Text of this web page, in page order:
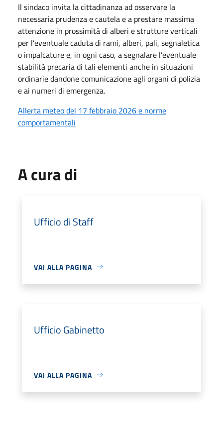
Il sindaco invita la cittadinanza ad osservare la
necessaria prudenza e cautela e a prestare massima
attenzione in prossimità di alberi e strutture verticali
per l’eventuale caduta di rami, alberi, pali, segnaletica
o impalcature e, in ogni caso, a segnalare l’eventuale
stabilità precaria di tali elementi anche in situazioni
ordinarie dandone comunicazione agli organi di polizia
e ai numeri di emergenza.
Allerta meteo del 17 febbraio 2026 e norme
comportamentali
A cura di
Ufficio di Staff
VAI ALLA PAGINA
Ufficio Gabinetto
VAI ALLA PAGINA